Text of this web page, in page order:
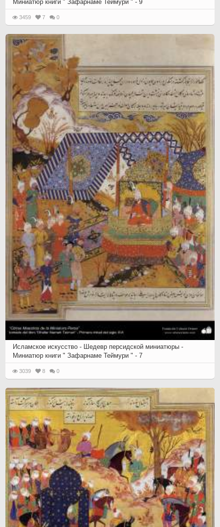
Миниатюр книги " Зафарнаме Теймури " - 9
3459 7 0
Исламское искусство - Шедевр персидской миниатюры -
Миниатюр книги " Зафарнаме Теймури " - 7
3039 8 0